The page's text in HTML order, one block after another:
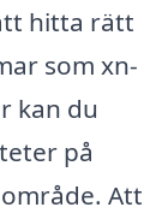
hitta rätt
som xn-
kan du
på
Att